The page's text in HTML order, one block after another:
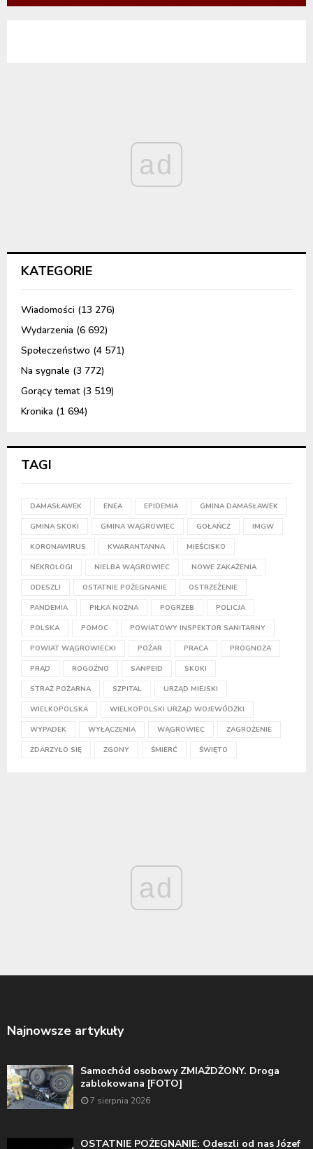
ad
KATEGORIE
Wiadomości (13 276)
Wydarzenia (6 692)
Społeczeństwo (4 571)
Na sygnale (3 772)
Gorący temat(3 519)
Kronika (1 694)
TAGI
DAMASŁAWEK ENEA EPIDEMIA GMINA DAMASŁAWEK
GMINA SKOKI GMINA WĄGROWIEC GOŁAŃCZ IMGW
KORONAWIRUS KWARANTANNA MIEŚCISKO
NEKROLOGI NIELBA WĄGROWIEC NOWE ZAKAŻENIA
ODESZLI OSTATNIE POŻEGNANIE OSTRZEŻENIE
PANDEMIA PIŁKA NOŻNA POGRZEB POLICJA
POLSKA POMOC POWIATOWY INSPEKTOR SANITARNY
POWIAT WĄGROWIECKI POŻAR PRACA PROGNOZA
PRĄD ROGOŹNO SANPEID SKOKI
STRAŻ POŻARNA SZPITAL URZĄD MIEJSKI
WIELKOPOLSKA WIELKOPOLSKI URZĄD WOJEWÓDZKI
WYPADEK WYŁĄCZENIA WĄGROWIEC ZAGROŻENIE
ZDARZYŁO SIĘ ZGONY ŚMIERĆ ŚWIĘTO
ad
Najnowsze artykuły
Samochód osobowy ZMIAŻDŻONY. Droga
zablokowana [FOTO]
7 sierpnia 2026
OSTATNIE POŻEGNANIE: Odeszli od nas Józef